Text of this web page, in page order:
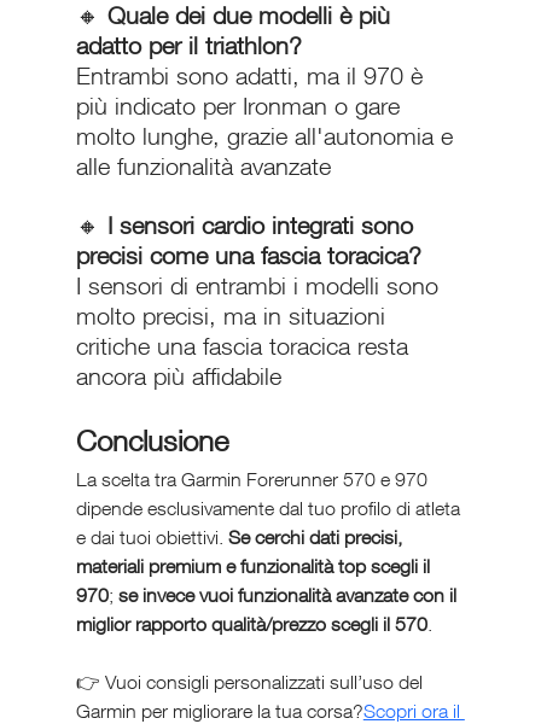
🔸 Quale dei due modelli è più
adatto per il triathlon?
Entrambi sono adatti, ma il 970 è
più indicato per Ironman o gare
molto lunghe, grazie all'autonomia e
alle funzionalità avanzate
🔸 I sensori cardio integrati sono
precisi come una fascia toracica?
I sensori di entrambi i modelli sono
molto precisi, ma in situazioni
critiche una fascia toracica resta
ancora più affidabile
Conclusione
La scelta tra Garmin Forerunner 570 e 970
dipende esclusivamente dal tuo profilo di atleta
e dai tuoi obiettivi. Se cerchi dati precisi,
materiali premium e funzionalità top scegli il
970; se invece vuoi funzionalità avanzate con il
miglior rapporto qualità/prezzo scegli il 570.
👉 Vuoi consigli personalizzati sull’uso del
Garmin per migliorare la tua corsa?Scopri ora il